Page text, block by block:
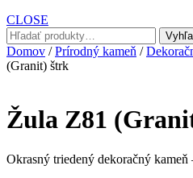
CLOSE
Hľadať:
Domov /Prírodný kameň /
(Granit) štrk
Žula Z81
Okrasný triedený dekoračný kameň